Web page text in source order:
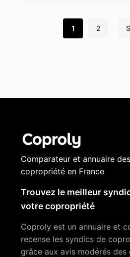
1 2
Comparateur et annuaire
copropriété en France
Trouvez le meilleur
votre copropriété
Coproly est un annuaire et
recense les syndics de
grâce aux avis modérés